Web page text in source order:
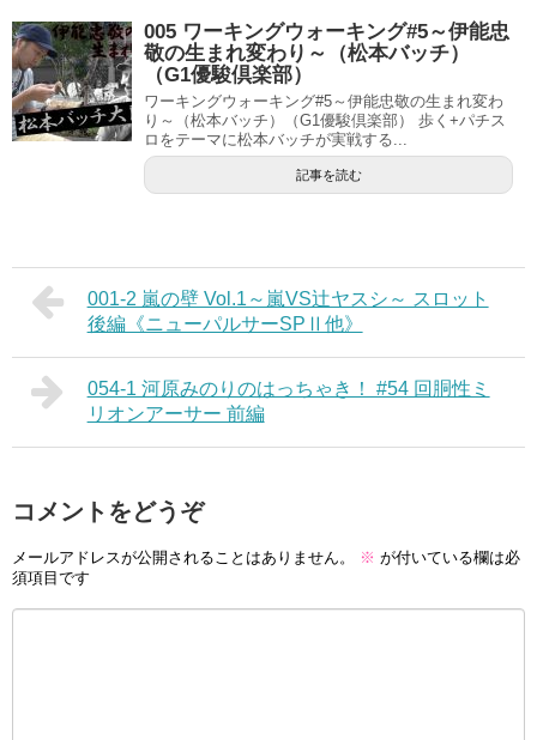
005 ワーキングウォーキング#5～伊能忠
敬の生まれ変わり～（松本バッチ）
（G1優駿倶楽部）
ワーキングウォーキング#5～伊能忠敬の生まれ変わ
り～（松本バッチ）（G1優駿倶楽部） 歩く+パチス
ロをテーマに松本バッチが実戦する...
記事を読む
001-2 嵐の壁 Vol.1～嵐VS辻ヤスシ～ スロット
後編《ニューパルサーSPⅡ他》
054-1 河原みのりのはっちゃき！ #54 回胴性ミ
リオンアーサー 前編
コメントをどうぞ
メールアドレスが公開されることはありません。 ※ が付いている欄は必
須項目です